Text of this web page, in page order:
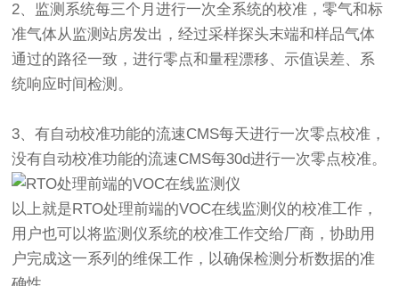
2、监测系统每三个月进行一次全系统的校准，零气和标
准气体从监测站房发出，经过采样探头末端和样品气体
通过的路径一致，进行零点和量程漂移、示值误差、系
统响应时间检测。
3、有自动校准功能的流速CMS每天进行一次零点校准，
没有自动校准功能的流速CMS每30d进行一次零点校准。
以上就是RTO处理前端的VOC在线监测仪的校准工作，
用户也可以将监测仪系统的校准工作交给厂商，协助用
户完成这一系列的维保工作，以确保检测分析数据的准